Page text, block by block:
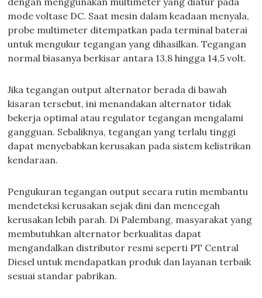
mode voltase DC. Saat mesin dalam keadaan menyala,
probe multimeter ditempatkan pada terminal baterai
untuk mengukur tegangan yang dihasilkan. Tegangan
normal biasanya berkisar antara 13,8 hingga 14,5 volt.
Jika tegangan output alternator berada di bawah
kisaran tersebut, ini menandakan alternator tidak
bekerja optimal atau regulator tegangan mengalami
gangguan. Sebaliknya, tegangan yang terlalu tinggi
dapat menyebabkan kerusakan pada sistem kelistrikan
kendaraan.
Pengukuran tegangan output secara rutin membantu
mendeteksi kerusakan sejak dini dan mencegah
kerusakan lebih parah. Di Palembang, masyarakat yang
membutuhkan alternator berkualitas dapat
mengandalkan distributor resmi seperti PT Central
Diesel untuk mendapatkan produk dan layanan terbaik
sesuai standar pabrikan.